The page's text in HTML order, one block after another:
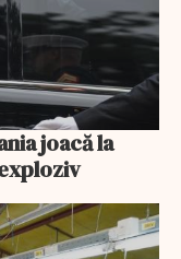
joacă la